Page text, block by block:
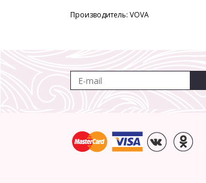
Производитель: VOVA